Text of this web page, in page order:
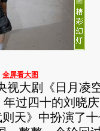
全屏看大图
大剧《日月凌
过四十的刘晓庆
天》中扮演了